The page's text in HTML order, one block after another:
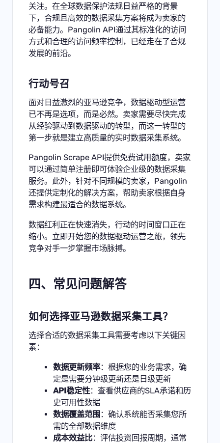
关注。在全球数据保护法规日益严格的背景
下，合规且高效的数据采集方案将成为卖家的
必备能力。Pangolin API通过其标准化的访问
方式和合理的访问频率控制，已经走在了合规
发展的前沿。
行动号召
面对日益激烈的亚马逊竞争，数据驱动型运营
已不再是选项，而是必然。卖家需要尽快完成
从经验驱动到数据驱动的转型，而这一转型的
第一步就是建立高质量的实时数据采集系统。
Pangolin Scrape API提供免费试用额度，卖家
可以通过简单注册即可体验企业级的数据采集
服务。此外，针对不同规模的卖家，Pangolin
还提供定制化的解决方案，帮助卖家根据自身
需求构建最适合的数据系统。
数据红利正在快速消失，行动的时间窗口正在
缩小。立即开始您的数据驱动运营之旅，领先
竞争对手一步掌握市场脉搏。
四、常见问题解答
如何选择亚马逊数据采集工具？
选择合适的数据采集工具需要考虑以下关键因
素：
数据更新频率：根据您的业务需求，确
定是需要分钟级更新还是日级更新
API稳定性：查看供应商的SLA承诺和历
史可用性数据
数据覆盖范围 ：确认系统能否采集您所
需的全部数据维度
成本效益比：评估投资回报周期，通常